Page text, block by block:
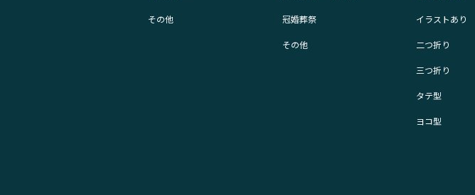
その他 冠婚葬祭
その他
イラストあり
二つ折り
三つ折り
タテ型
ヨコ型